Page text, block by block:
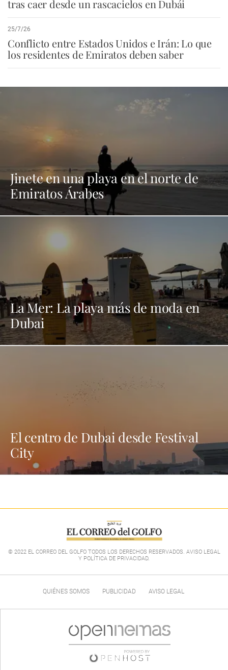
tras caer desde un rascacielos en Dubái
25/7/26
Conflicto entre Estados Unidos e Irán: Lo que
los residentes de Emiratos deben saber
Jinete en una playa en el norte de
Emiratos Árabes
La Mer: La playa más de moda en
Dubai
El centro de Dubai desde Festival
City
© 2022 EL CORREO DEL GOLFO TODOS LOS DERECHOS RESERVADOS. AVISO LEGAL
Y POLÍTICA DE PRIVACIDAD.
QUIÉNES SOMOS PUBLICIDAD AVISO LEGAL